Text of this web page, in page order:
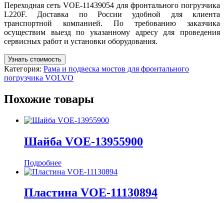
Переходная сеть VOE-11439054 для фронтального погрузчика
L220F. Доставка по России удобной для клиента
транспортной компанией. По требованию заказчика
осуществим выезд по указанному адресу для проведения
сервисных работ и установки оборудования.
Узнать стоимость
Категория: Рама и подвеска мостов для фронтального
погрузчика VOLVO
Похожие товары
Шайба VOE-13955900
Подробнее
Пластина VOE-11130894